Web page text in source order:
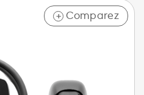
+ Comparez